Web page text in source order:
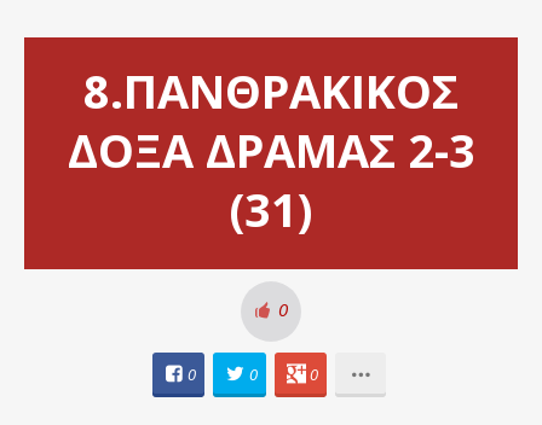
8.ΠΑΝΘΡΑΚΙΚΟΣ
ΔΟΞΑ ΔΡΑΜΑΣ 2-3
(31)
0
0 0 0